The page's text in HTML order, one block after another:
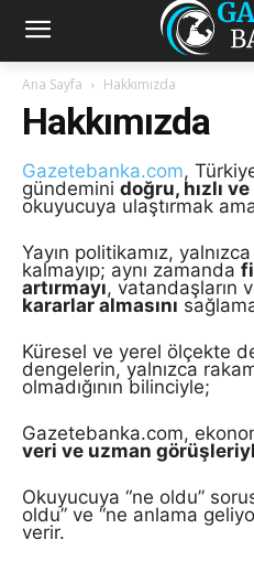
Ana Sayfa Hakkımızda
Hakkımızda
Gazetebanka.com,
gündemini doğru, hızlı
okuyucuya ulaştırmak
Yayın politikamız,
kalmayıp; aynı zamanda
artırmayı, vatandaşların
kararlar almasını
Küresel ve yerel ölçekte
dengelerin, yalnızca
olmadığının bilinciyle;
Gazetebanka.com,
veri ve uzman
Okuyucuya “ne oldu”
oldu” ve “ne anlama
verir.